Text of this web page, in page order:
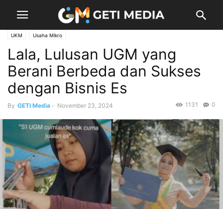
UKM Usaha Mikro
Lala, Lulusan UGM yang
Berani Berbeda dan Sukses
dengan Bisnis Es
By GETI Media - November 23, 2024 0
1131